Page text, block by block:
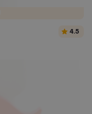
4.5